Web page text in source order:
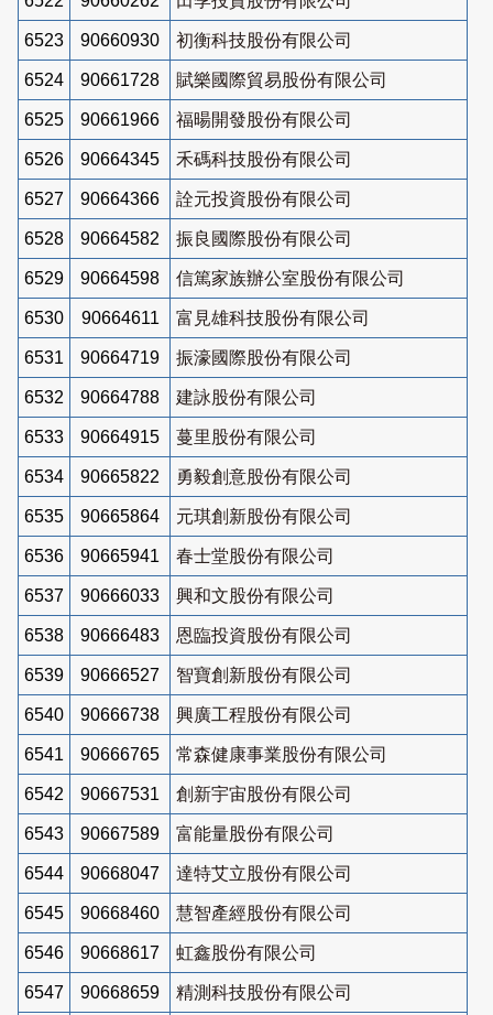
6523 90660930 初衡科技股份有限公司
6524 90661728 賦樂國際貿易股份有限公司
6525 90661966 福暘開發股份有限公司
6526 90664345 禾碼科技股份有限公司
6527 90664366 詮元投資股份有限公司
6528 90664582 振良國際股份有限公司
6529 90664598 信篤家族辦公室股份有限公司
6530 90664611 富見雄科技股份有限公司
6531 90664719 振濠國際股份有限公司
6532 90664788 建詠股份有限公司
6533 90664915 蔓里股份有限公司
6534 90665822 勇毅創意股份有限公司
6535 90665864 元琪創新股份有限公司
6536 90665941 春士堂股份有限公司
6537 90666033 興和文股份有限公司
6538 90666483 恩臨投資股份有限公司
6539 90666527 智寶創新股份有限公司
6540 90666738 興廣工程股份有限公司
6541 90666765 常森健康事業股份有限公司
6542 90667531 創新宇宙股份有限公司
6543 90667589 富能量股份有限公司
6544 90668047 達特艾立股份有限公司
6545 90668460 慧智產經股份有限公司
6546 90668617 虹鑫股份有限公司
6547 90668659 精測科技股份有限公司